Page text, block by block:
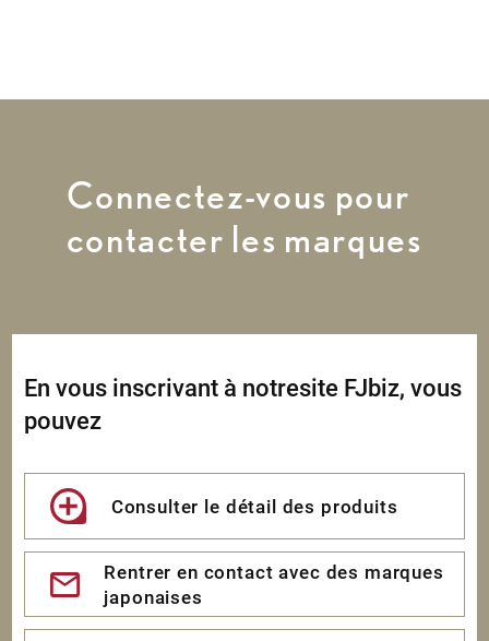
Connectez-vous pour
contacter les marques
En vous inscrivant à notresite FJbiz, vous
pouvez
Consulter le détail des produits
Rentrer en contact avec des marques
japonaises